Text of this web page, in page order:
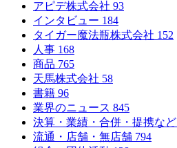
アピデ株式会社 93
インタビュー 184
タイガー魔法瓶株式会社 152
人事 168
商品 765
天馬株式会社 58
書籍 96
業界のニュース 845
決算・業績・合併・提携など
流通・店舗・無店舗 794